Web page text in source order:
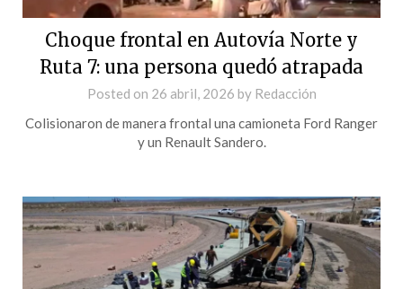
Choque frontal en Autovía Norte y
Ruta 7: una persona quedó atrapada
Posted on 26 abril, 2026 by Redacción
Colisionaron de manera frontal una camioneta Ford Ranger
y un Renault Sandero.